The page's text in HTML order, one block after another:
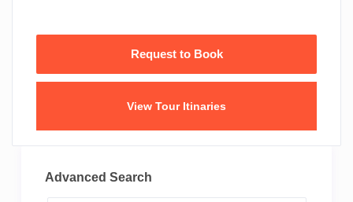
View Tour Itinaries
Advanced Search